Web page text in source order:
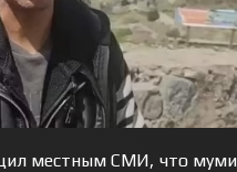
местным СМИ, что